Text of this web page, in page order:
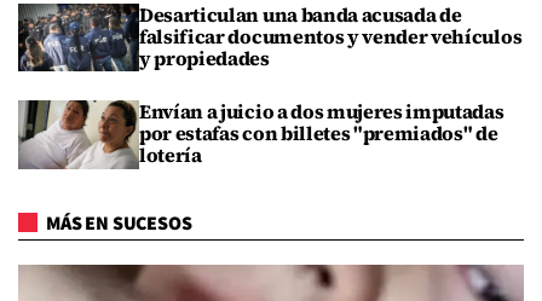
Desarticulan una banda acusada de
falsificar documentos y vender vehículos
y propiedades
Envían a juicio a dos mujeres imputadas
por estafas con billetes "premiados" de
lotería
MÁS EN SUCESOS